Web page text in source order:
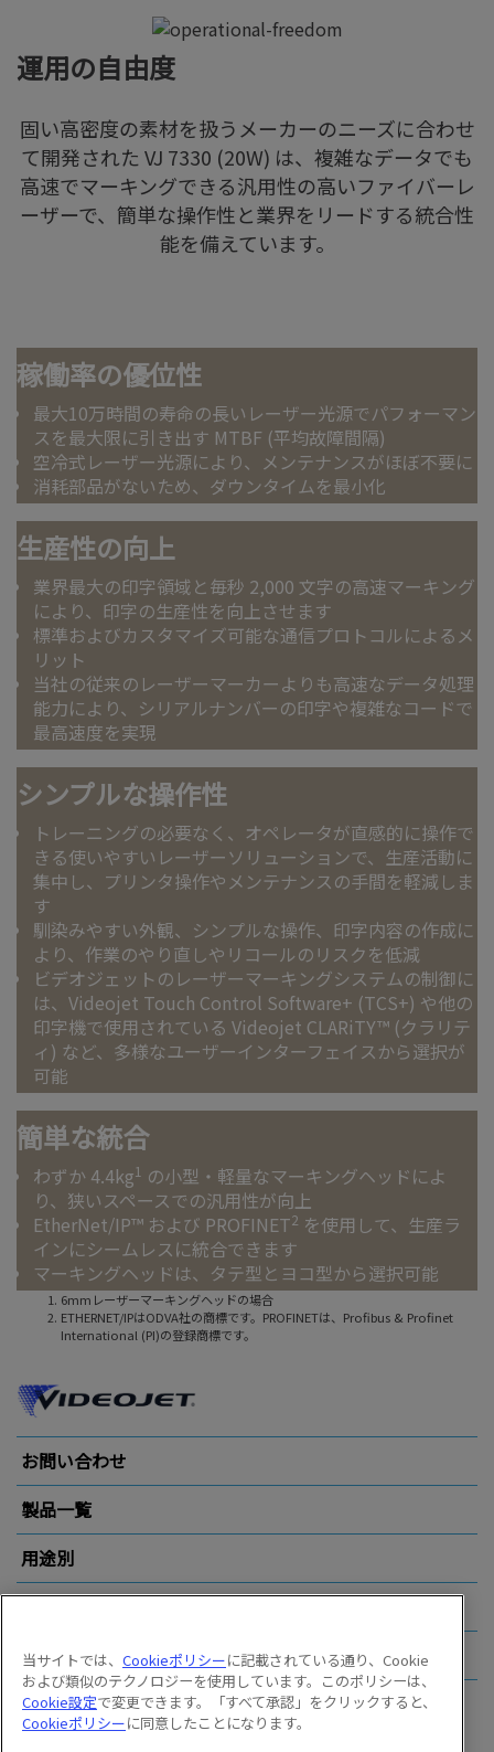
運用の自由度
固い高密度の素材を扱うメーカーのニーズに合わせ
て開発された VJ 7330 (20W) は、複雑なデータでも
高速でマーキングできる汎用性の高いファイバーレ
ーザーで、簡単な操作性と業界をリードする統合性
能を備えています。
稼働率の優位性
最大10万時間の寿命の長いレーザー光源でパフォーマン
スを最大限に引き出す MTBF (平均故障間隔)
空冷式レーザー光源により、メンテナンスがほぼ不要に
消耗部品がないため、ダウンタイムを最小化
生産性の向上
業界最大の印字領域と毎秒 2,000 文字の高速マーキング
により、印字の生産性を向上させます
標準およびカスタマイズ可能な通信プロトコルによるメ
リット
当社の従来のレーザーマーカーよりも高速なデータ処理
能力により、シリアルナンバーの印字や複雑なコードで
最高速度を実現
シンプルな操作性
トレーニングの必要なく、オペレータが直感的に操作で
きる使いやすいレーザーソリューションで、生産活動に
集中し、プリンタ操作やメンテナンスの手間を軽減しま
す
馴染みやすい外観、シンプルな操作、印字内容の作成に
より、作業のやり直しやリコールのリスクを低減
ビデオジェットのレーザーマーキングシステムの制御に
は、Videojet Touch Control Software+ (TCS+) や他の
印字機で使用されている Videojet CLARiTY™ (クラリテ
ィ) など、多様なユーザーインターフェイスから選択が
可能
簡単な統合
わずか 4.4kg1 の小型・軽量なマーキングヘッドによ
り、狭いスペースでの汎用性が向上
EtherNet/IP™ および PROFINET2 を使用して、生産ラ
インにシームレスに統合できます
マーキングヘッドは、タテ型とヨコ型から選択可能
6mmレーザーマーキングヘッドの場合
ETHERNET/IPはODVA社の商標です。PROFINETは、Proﬁbus & Proﬁnet
International (PI)の登録商標です。
お問い合わせ
製品一覧
用途別
その他のリンク
Follow us on:
当サイトでは、 Cookieポリシーに記載されている通り、Cookie
および類似のテクノロジーを使用しています。このポリシーは、
Cookie設定で変更できます。「すべて承認」をクリックすると、
Cookieポリシーに同意したことになります。